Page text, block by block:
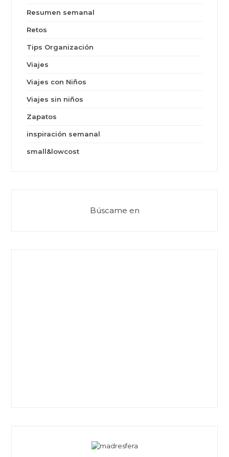
Resumen semanal
Retos
Tips Organización
Viajes
Viajes con Niños
Viajes sin niños
Zapatos
inspiración semanal
small&lowcost
Búscame en